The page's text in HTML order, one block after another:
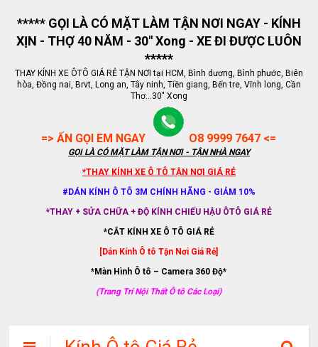
***** GỌI LÀ CÓ MẶT LÀM TẬN NƠI NGAY - KÍNH
XỊN - THỢ 40 NĂM - 30" Xong - XE ĐI ĐƯỢC LUÔN
*****
THAY KÍNH XE ÔTÔ GIÁ RẺ TẬN NƠI tại HCM, Bình dương, Bình phước, Biên
hòa, Đồng nai, Brvt, Long an, Tây ninh, Tiền giang, Bến tre, Vĩnh long, Cần
Thơ...30" Xong
=> ẤN GỌI EM NGAY O8 9999 7647 <=
GỌI LÀ CÓ MẶT LÀM TẬN NƠI - TẬN NHÀ NGAY
*THAY KÍNH XE Ô TÔ TẬN NƠI GIÁ RẺ
#DÁN KÍNH Ô TÔ 3M CHÍNH HÃNG - GIẢM 10%
*THAY + SỬA CHỮA + ĐỘ KÍNH CHIẾU HẬU ÔTÔ GIÁ RẺ
*CẮT KÍNH XE Ô TÔ GIÁ RẺ
[Dán Kính Ô tô Tận Nơi Giá Rẻ]
*Màn Hình Ô tô – Camera 360 Độ*
(Trang Trí Nội Thất Ô tô Các Loại)